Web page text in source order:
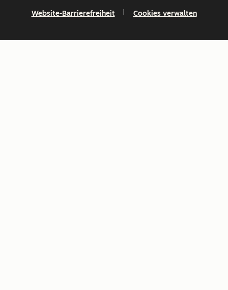
Website-Barrierefreiheit Cookies verwalten